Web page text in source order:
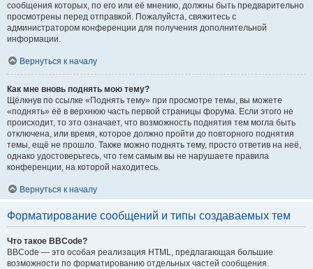
сообщения которых, по его или её мнению, должны быть предварительно
просмотрены перед отправкой. Пожалуйста, свяжитесь с
администратором конференции для получения дополнительной
информации.
Вернуться к началу
Как мне вновь поднять мою тему?
Щёлкнув по ссылке «Поднять тему» при просмотре темы, вы можете
«поднять» её в верхнюю часть первой страницы форума. Если этого не
происходит, то это означает, что возможность поднятия тем могла быть
отключена, или время, которое должно пройти до повторного поднятия
темы, ещё не прошло. Также можно поднять тему, просто ответив на неё,
однако удостоверьтесь, что тем самым вы не нарушаете правила
конференции, на которой находитесь.
Вернуться к началу
Форматирование сообщений и типы создаваемых тем
Что такое BBCode?
BBCode — это особая реализация HTML, предлагающая большие
возможности по форматированию отдельных частей сообщения.